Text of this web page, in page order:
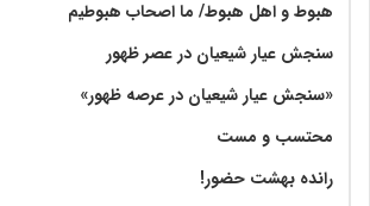
هبوط و اهل هبوط/ ما اصحاب هبوطیم
سنجش عیار شیعیان در عصر ظهور
«سنجش عیار شیعیان در عرصه ظهور»
محتسب و مست
رانده بهشت‌ حضور!